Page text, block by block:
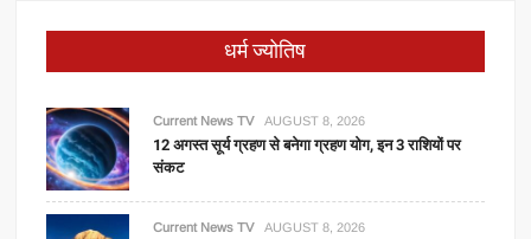
धर्म ज्योतिष
Current News TV AUGUST 8, 2026
12 अगस्त सूर्य ग्रहण से बनेगा ग्रहण योग, इन 3 राशियों पर
संकट
Current News TV AUGUST 8, 2026